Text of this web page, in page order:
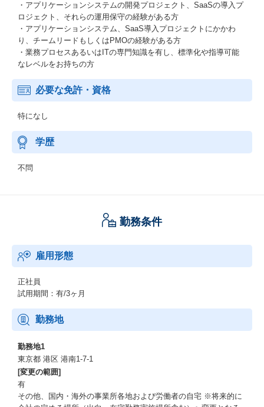
・アプリケーションシステムの開発プロジェクト、SaaSの導入プ
ロジェクト、それらの運用保守の経験がある方
・アプリケーションシステム、SaaS導入プロジェクトにかかわ
り、チームリードもしくはPMOの経験がある方
・業務プロセスあるいはITの専門知識を有し、標準化や指導可能
なレベルをお持ちの方
必要な免許・資格
特になし
学歴
不問
勤務条件
雇用形態
正社員
試用期間：有/3ヶ月
勤務地
勤務地1
東京都 港区 港南1-7-1
[変更の範囲]
有
その他、国内・海外の事業所各地および労働者の自宅 ※将来的に